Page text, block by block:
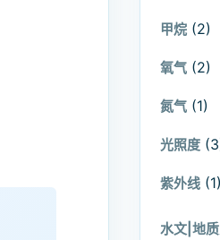
甲烷 (2)
氧气 (2)
氮气 (1)
光照度
紫外线 (1)
水文|地